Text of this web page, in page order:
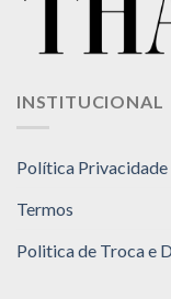
INSTITUCIONAL
Política Privacidade
Termos
Politica de Troca e